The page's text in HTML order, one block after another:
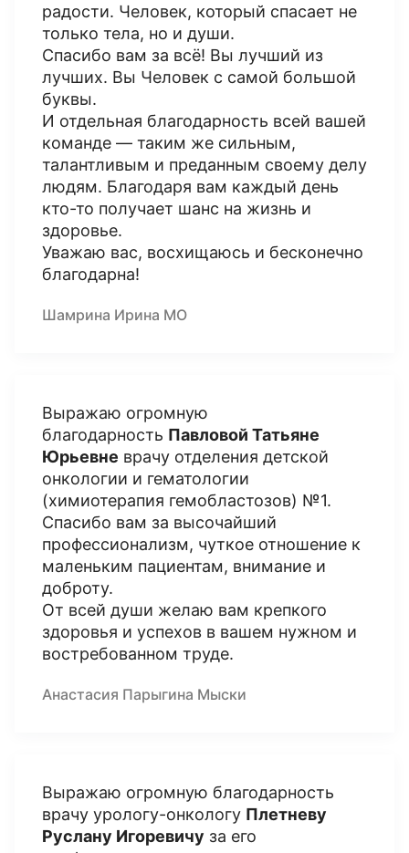
радости. Человек, который спасает не
только тела, но и души.
Спасибо вам за всё! Вы лучший из
лучших. Вы Человек с самой большой
буквы.
И отдельная благодарность всей вашей
команде — таким же сильным,
талантливым и преданным своему делу
людям. Благодаря вам каждый день
кто-то получает шанс на жизнь и
здоровье.
Уважаю вас, восхищаюсь и бесконечно
благодарна!
Шамрина Ирина МО
Выражаю огромную
благодарность Павловой Татьяне
Юрьевне врачу отделения детской
онкологии и гематологии
(химиотерапия гемобластозов) №1.
Спасибо вам за высочайший
профессионализм, чуткое отношение к
маленьким пациентам, внимание и
доброту.
От всей души желаю вам крепкого
здоровья и успехов в вашем нужном и
востребованном труде.
Анастасия Парыгина Мыски
Выражаю огромную благодарность
врачу урологу-онкологу Плетневу
Руслану Игоревичу за его